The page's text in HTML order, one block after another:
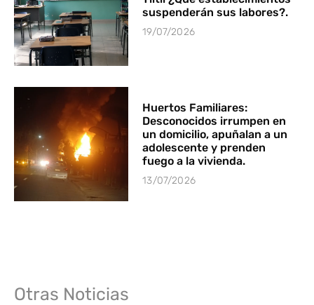
suspenderán sus labores?.
19/07/2026
Huertos Familiares:
Desconocidos irrumpen en
un domicilio, apuñalan a un
adolescente y prenden
fuego a la vivienda.
13/07/2026
Otras Noticias